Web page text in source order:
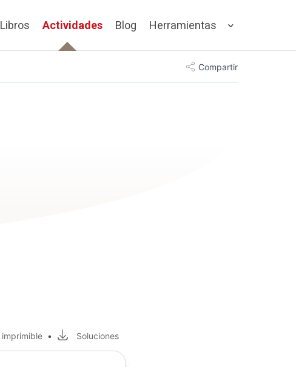
Libros Actividades Blog Herramientas
Compartir
imprimible • Soluciones